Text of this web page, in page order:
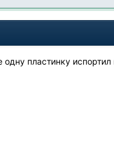
одну пластинку